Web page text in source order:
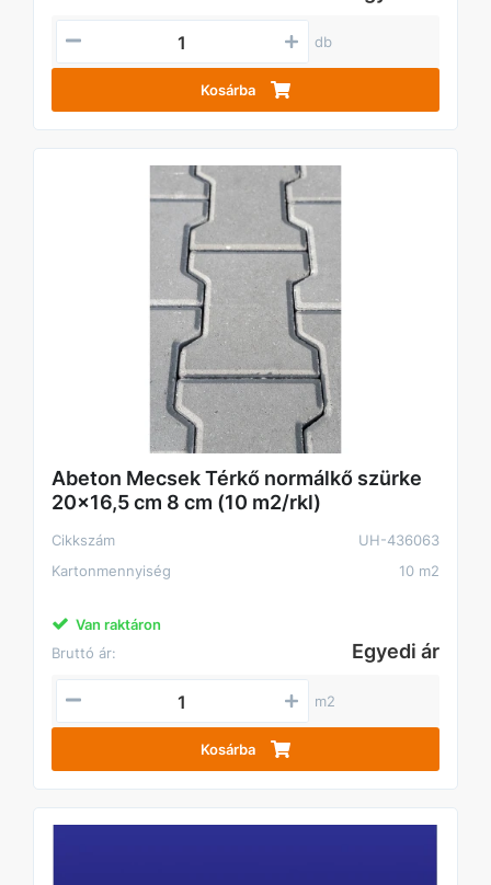
db
Kosárba
Abeton Mecsek Térkő normálkő szürke
20x16,5 cm 8 cm (10 m2/rkl)
Cikkszám
UH-436063
Kartonmennyiség
10 m2
Van raktáron
Bruttó ár:
Egyedi ár
m2
Kosárba